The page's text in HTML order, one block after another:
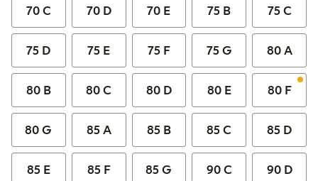
70 C 70 D 70 E 75 B 75 C
75 D 75 E 75 F 75 G 80 A
80 B 80 C 80 D 80 E 80 F
80 G 85 A 85 B 85 C 85 D
85 E 85 F 85 G 90 C 90 D